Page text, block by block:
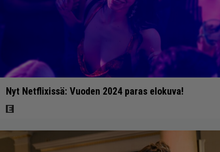
Nyt Netflixissä: Vuoden 2024 paras elokuva!